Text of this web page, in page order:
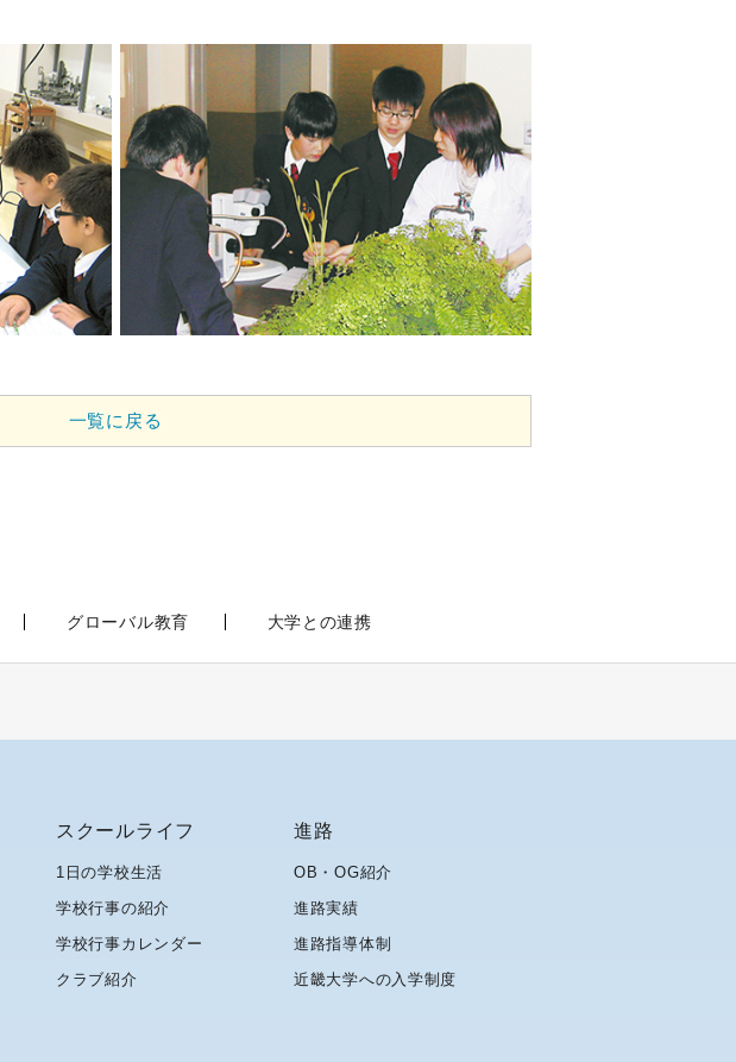
一覧に戻る
グローバル教育 大学との連携
スクールライフ
1日の学校生活
学校行事の紹介
学校行事カレンダー
クラブ紹介
進路
OB・OG紹介
進路実績
進路指導体制
近畿大学への入学制度